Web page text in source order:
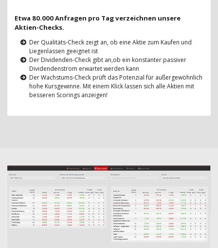
Etwa 80.000 Anfragen pro Tag verzeichnen unsere
Aktien-Checks.
Der Qualitäts-Check zeigt an, ob eine Aktie zum Kaufen und
Liegenlassen geeignet ist
Der Dividenden-Check gibt an,ob ein konstanter passiver
Dividendenstrom erwartet werden kann
Der Wachstums-Check prüft das Potenzial für außergewöhnlich
hohe Kursgewinne. Mit einem Klick lassen sich alle Aktien mit
besseren Scorings anzeigen!